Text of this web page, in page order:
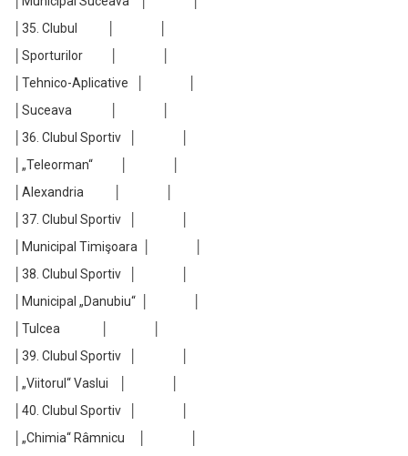
│35. Clubul │ │
│Sporturilor │ │
│Tehnico-Aplicative │ │
│Suceava │ │
│36. Clubul Sportiv │ │
│„Teleorman“ │ │
│Alexandria │ │
│37. Clubul Sportiv │ │
│Municipal Timişoara │ │
│38. Clubul Sportiv │ │
│Municipal „Danubiu“ │ │
│Tulcea │ │
│39. Clubul Sportiv │ │
│„Viitorul“ Vaslui │ │
│40. Clubul Sportiv │ │
│„Chimia“ Râmnicu │ │